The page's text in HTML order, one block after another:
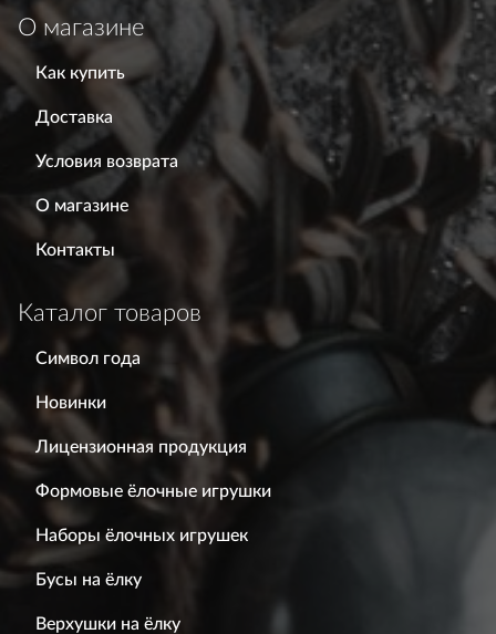
О магазине
Как купить
Доставка
Условия возврата
О магазине
Контакты
Каталог товаров
Символ года
Новинки
Лицензионная продукция
Формовые ёлочные игрушки
Наборы ёлочных игрушек
Бусы на ёлку
Верхушки на ёлку